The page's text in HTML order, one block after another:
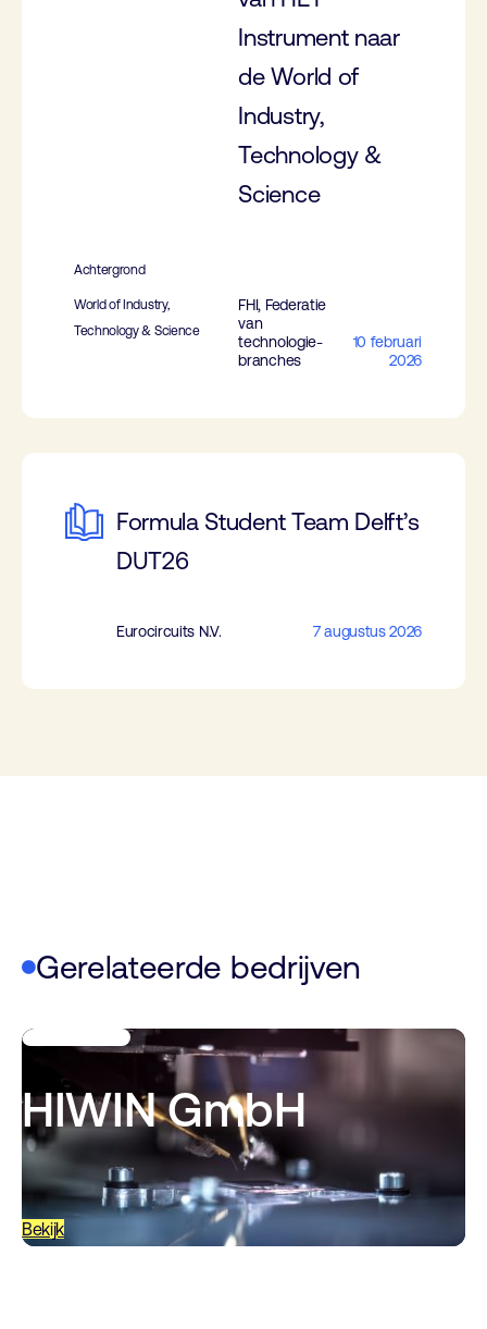
Instrument naar
de World of
Industry,
Technology &
Science
Achtergrond
World of Industry,
Technology & Science
FHI, Federatie
van
technologie-
branches
10 februari
2026
Formula Student Team Delft’s
DUT26
Eurocircuits N.V. 7 augustus 2026
Gerelateerde bedrijven
HIWIN GmbH
Bekijk